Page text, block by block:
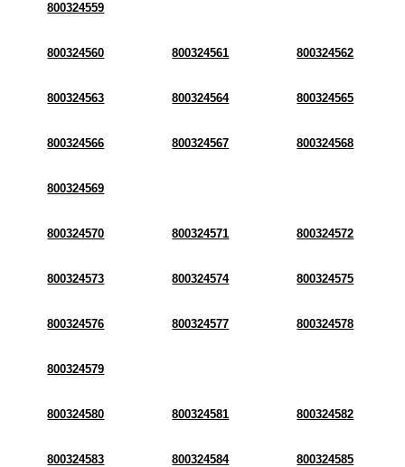
800324559
800324560 800324561 800324562
800324563 800324564 800324565
800324566 800324567 800324568
800324569
800324570 800324571 800324572
800324573 800324574 800324575
800324576 800324577 800324578
800324579
800324580 800324581 800324582
800324583 800324584 800324585